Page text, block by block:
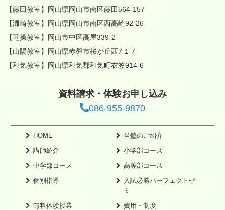
【藤田教室】岡山県岡山市南区藤田564-157
【灘崎教室】岡山県岡山市南区西高崎92-26
【竜操教室】岡山市中区高屋339-2
【山陽教室】岡山県赤磐市桜が丘西7-1-7
【和気教室】岡山県和気郡和気町衣笠914-6
資料請求・体験お申し込み
086-955-9870
HOME
当塾のご紹介
講師紹介
小学部コース
中学部コース
高等部コース
個別指導
入試必勝パーフェクトゼ
ミ
無料体験授業
費用・制度